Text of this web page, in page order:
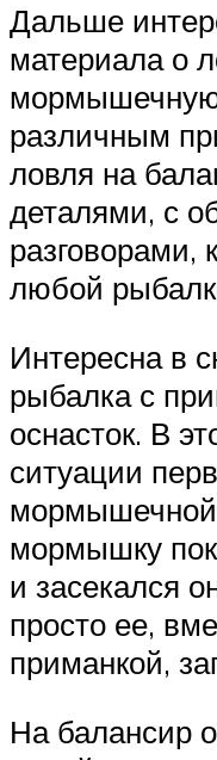
Дальше
материала о
мормышечную
различным
ловля на
деталями, с
разговорами,
любой
Интересна в
рыбалка с
оснасток. В
ситуации
мормышку
и засекался
просто ее,
приманкой,
На балансир